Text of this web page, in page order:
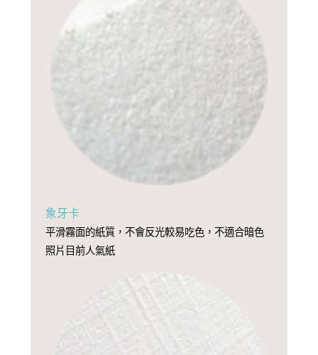
象牙卡
平滑霧面的紙質，不會反光較易吃色，不適合暗色
照片目前人氣紙